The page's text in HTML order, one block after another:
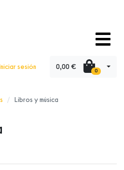
sesión 0,00 € 0
Libros y música